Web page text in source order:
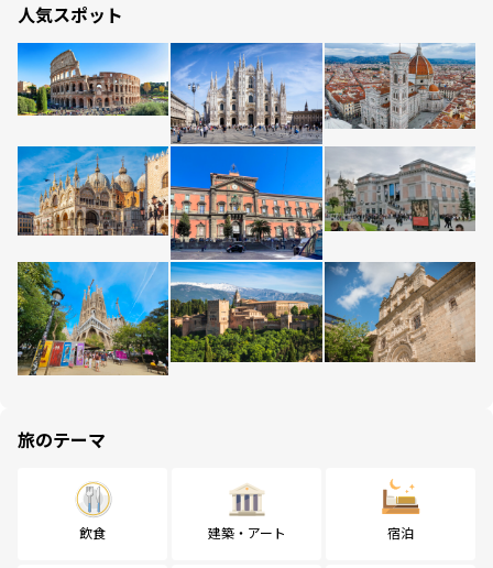
人気スポット
旅のテーマ
飲食 建築・アート 宿泊